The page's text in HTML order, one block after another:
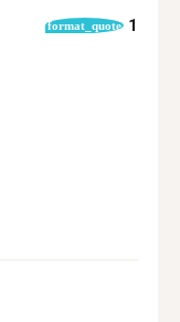
format_quote 1